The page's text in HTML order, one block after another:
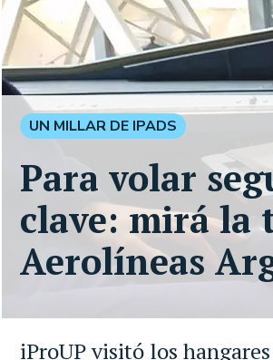
iProUP visitó los
UN MILLAR DE IPADS
Para volar
clave: mirá la
Aerolíneas